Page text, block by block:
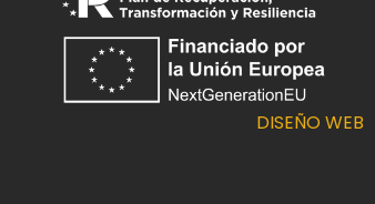
DISEÑO WEB